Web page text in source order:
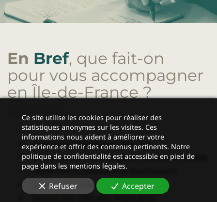
En Bref, que fait-on
pour vous accompagner
en Île-de-France?
Conseil enfinancement bancaire
Mise en place d’une stratégie financière durable
Recherche de solutions de financement
Création de tableaux de bord
Ce site utilise les cookies pour réaliser des
statistiques anonymes sur les visites. Ces
informations nous aident à améliorer votre
expérience et offrir des contenus pertinents. Notre
politique de confidentialité est accessible en pied de
page dans les mentions légales.
Refuser Accepter